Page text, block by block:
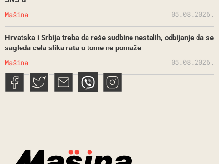
Mašina 05.08.2026.
Hrvatska i Srbija treba da reše sudbine nestalih, odbijanje da se
sagleda cela slika rata u tome ne pomaže
Mašina 05.08.2026.